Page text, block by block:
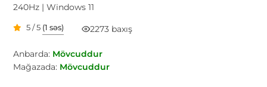
240Hz | Windows 11
5 / 5 (1 səs) 2273 baxış
Anbarda: Mövcuddur
Mağazada: Mövcuddur